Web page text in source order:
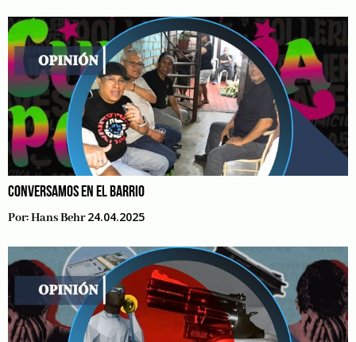
CONVERSAMOS EN EL BARRIO
Por:Hans Behr 24.04.2025